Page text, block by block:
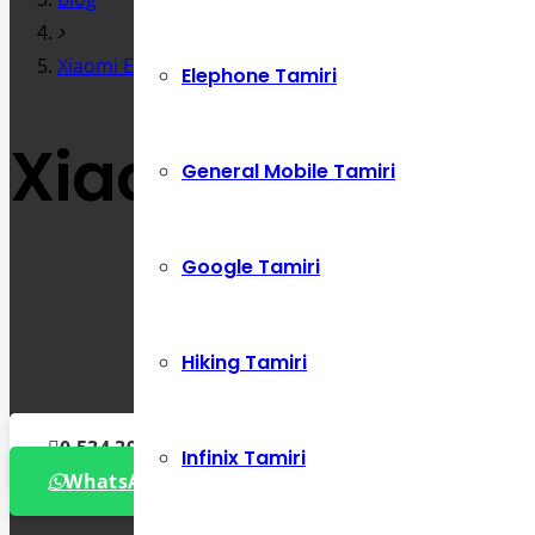
Elephone Tamiri
General Mobile Tamiri
Google Tamiri
Hiking Tamiri
Infinix Tamiri
Xiaomi Ekran Sararması Sorunu ve Çözümü
Xiaomi Ekran
0 534 392 72 86
WhatsApp Destek Hattı